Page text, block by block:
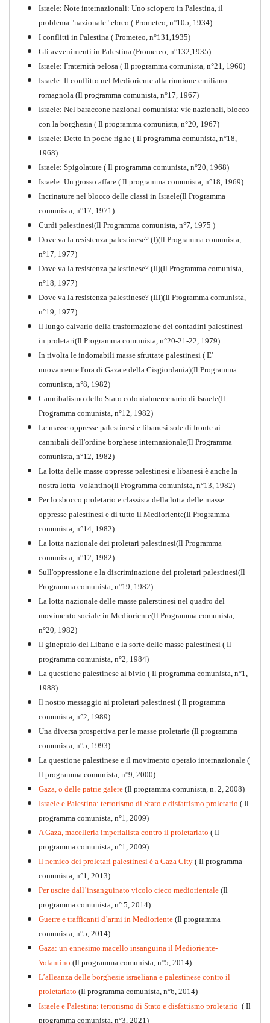
Storia della Sinistra
Comunista V
Perchè la Russia non era
comunista
Quaderno n°10
1917-2017 Ieri Oggi Domani
PDF Quaderno n°9
Per la difesa intransigente
Israele: Note internazionali: Uno sciopero in Palestina, il
problema "nazionale" ebreo ( Prometeo, n°105, 1934)
I conflitti in Palestina ( Prometeo, n°131,1935)
Gli avvenimenti in Palestina (Prometeo, n°132,1935)
Israele: Fraternità pelosa ( Il programma comunista, n°21, 1960)
Israele: Il conflitto nel Medioriente alla riunione emiliano-
romagnola (Il programma comunista, n°17, 1967)
Israele: Nel baraccone nazional-comunista: vie nazionali, blocco
con la borghesia ( Il programma comunista, n°20, 1967)
Israele: Detto in poche righe ( Il programma comunista, n°18,
1968)
Israele: Spigolature ( Il programma comunista, n°20, 1968)
Israele: Un grosso affare ( Il programma comunista, n°18, 1969)
Incrinature nel blocco delle classi in Israele(Il Programma
comunista, n°17, 1971)
Curdi palestinesi(Il Programma comunista, n°7, 1975 )
Dove va la resistenza palestinese? (I)(Il Programma comunista,
n°17, 1977)
Dove va la resistenza palestinese? (II)(Il Programma comunista,
n°18, 1977)
Dove va la resistenza palestinese? (III)(Il Programma comunista,
n°19, 1977)
Il lungo calvario della trasformazione dei contadini palestinesi
in proletari(Il Programma comunista, n°20-21-22, 1979).
In rivolta le indomabili masse sfruttate palestinesi ( E'
nuovamente l'ora di Gaza e della Cisgiordania)(Il Programma
comunista, n°8, 1982)
Cannibalismo dello Stato colonialmercenario di Israele(Il
Programma comunista, n°12, 1982)
Le masse oppresse palestinesi e libanesi sole di fronte ai
cannibali dell'ordine borghese internazionale(Il Programma
comunista, n°12, 1982)
La lotta delle masse oppresse palestinesi e libanesi è anche la
nostra lotta- volantino(Il Programma comunista, n°13, 1982)
Per lo sbocco proletario e classista della lotta delle masse
oppresse palestinesi e di tutto il Medioriente(Il Programma
comunista, n°14, 1982)
La lotta nazionale dei proletari palestinesi(Il Programma
comunista, n°12, 1982)
Sull'oppressione e la discriminazione dei proletari palestinesi(Il
Programma comunista, n°19, 1982)
La lotta nazionale delle masse palerstinesi nel quadro del
movimento sociale in Medioriente(Il Programma comunista,
n°20, 1982)
Il ginepraio del Libano e la sorte delle masse palestinesi ( Il
programma comunista, n°2, 1984)
La questione palestinese al bivio ( Il programma comunista, n°1,
1988)
Il nostro messaggio ai proletari palestinesi ( Il programma
comunista, n°2, 1989)
Una diversa prospettiva per le masse proletarie (Il programma
comunista, n°5, 1993)
La questione palestinese e il movimento operaio internazionale (
Il programma comunista, n°9, 2000)
Gaza, o delle patrie galere (Il programma comunista, n. 2, 2008)
Israele e Palestina: terrorismo di Stato e disfattismo proletario ( Il
programma comunista, n°1, 2009)
A Gaza, macelleria imperialista contro il proletariato ( Il
programma comunista, n°1, 2009)
Il nemico dei proletari palestinesi è a Gaza City ( Il programma
comunista, n°1, 2013)
Per uscire dall’insanguinato vicolo cieco mediorientale (Il
programma comunista, n° 5, 2014)
Guerre e trafficanti d’armi in Medioriente (Il programma
comunista, n°5, 2014)
Gaza: un ennesimo macello insanguina il Medioriente-
Volantino (Il programma comunista, n°5, 2014)
L’alleanza delle borghesie israeliana e palestinese contro il
proletariato (Il programma comunista, n°6, 2014)
Israele e Palestina: terrorismo di Stato e disfattismo proletario ( Il
programma comunista, n°3, 2021)